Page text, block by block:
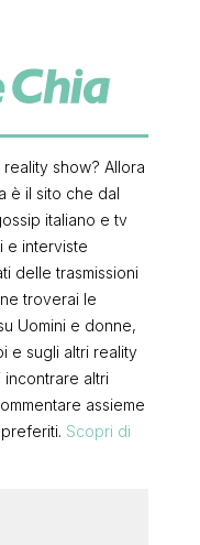
show? Allora
è il sito che dal
italiano e tv
e interviste
delle trasmissioni
troverai le
Uomini e donne,
e sugli altri reality
incontrare altri
assieme
Scopri di